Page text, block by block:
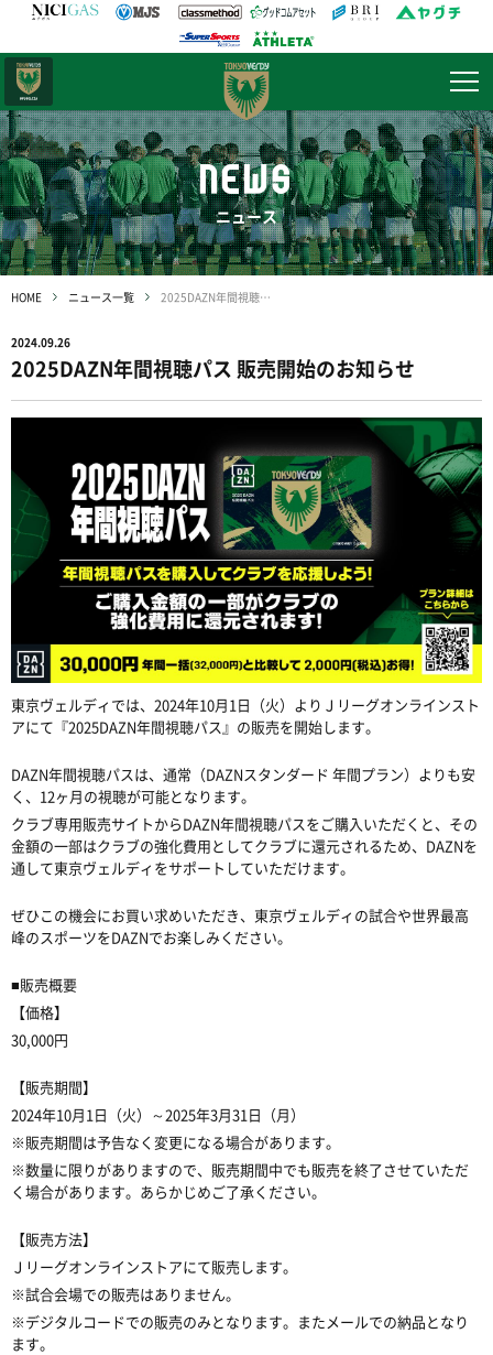
NEWS
ニュース
HOME ニュース一覧 2025DAZN年間視聴パス 販売開始のお知らせ
2024.09.26
2025DAZN年間視聴パス 販売開始のお知らせ
東京ヴェルディでは、2024年10月1日（火）よりＪリーグオンラインスト
アにて『2025DAZN年間視聴パス』の販売を開始します。
DAZN年間視聴パスは、通常（DAZNスタンダード 年間プラン）よりも安
く、12ヶ月の視聴が可能となります。
クラブ専用販売サイトからDAZN年間視聴パスをご購入いただくと、その
金額の一部はクラブの強化費用としてクラブに還元されるため、DAZNを
通して東京ヴェルディをサポートしていただけます。
ぜひこの機会にお買い求めいただき、東京ヴェルディの試合や世界最高
峰のスポーツをDAZNでお楽しみください。
■販売概要
【価格】
30,000円
【販売期間】
2024年10月1日（火）～2025年3月31日（月）
※販売期間は予告なく変更になる場合があります。
※数量に限りがありますので、販売期間中でも販売を終了させていただ
く場合があります。あらかじめご了承ください。
【販売方法】
Ｊリーグオンラインストアにて販売します。
※試合会場での販売はありません。
※デジタルコードでの販売のみとなります。またメールでの納品となり
ます。